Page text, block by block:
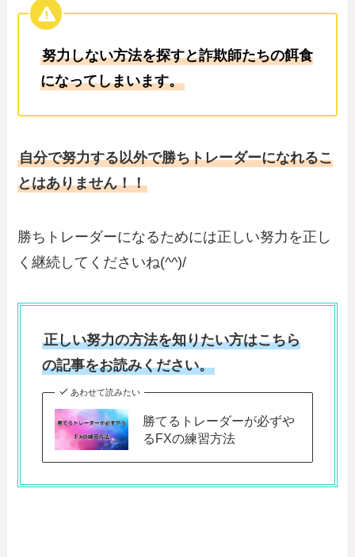
努力しない方法を探すと詐欺師たちの餌食
になってしまいます。
自分で努力する以外で勝ちトレーダーになれるこ
とはありません！！
勝ちトレーダーになるためには正しい努力を正し
く継続してくださいね(^^)/
正しい努力の方法を知りたい方はこちら
の記事をお読みください。
あわせて読みたい
勝てるトレーダーが必ずや
るFXの練習方法